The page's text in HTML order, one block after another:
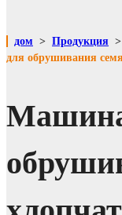
дом > Продукция >
для обрушивания